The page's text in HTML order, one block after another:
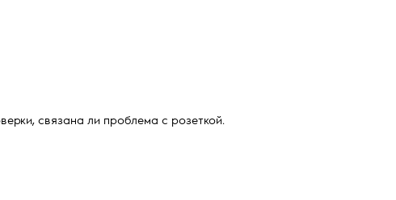
связана ли проблема с розеткой.